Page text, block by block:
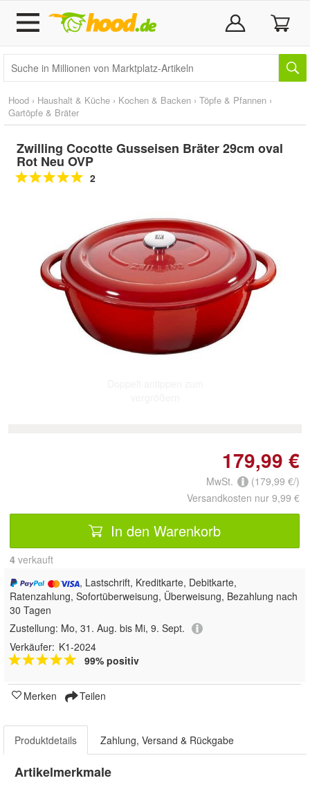
Hood › Haushalt & Küche › Kochen & Backen › Töpfe & Pfannen ›
Gartöpfe & Bräter
Zwilling Cocotte Gusseisen Bräter 29cm oval
Rot Neu OVP
2
179,99 €
MwSt.
(179,99 €/)
Versandkosten nur 9,99 €
In den Warenkorb
4 verkauft
, Lastschrift, Kreditkarte, Debitkarte,
Ratenzahlung, Sofortüberweisung, Überweisung, Bezahlung nach
30 Tagen
Zustellung: Mo, 31. Aug. bis Mi, 9. Sept.
Verkäufer: K1-2024
99% positiv
Merken Teilen
Produktdetails Zahlung, Versand & Rückgabe
Artikelmerkmale